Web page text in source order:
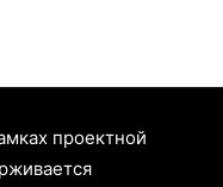
проектной